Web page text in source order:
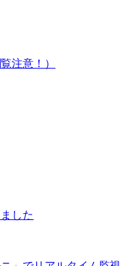
注意！）
した